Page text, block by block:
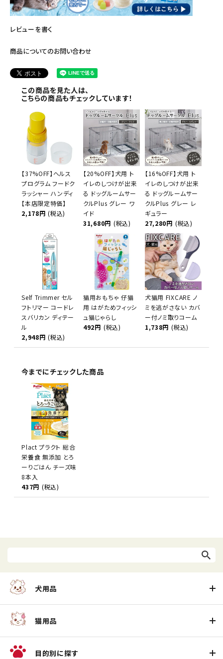
レビューを書く
商品についてのお問い合わせ
この商品を見た人は、
こちらの商品もチェックしています！
【37%OFF】ヘルス
プログラム フードク
ラッシャー ハンディ
【本店限定特価】
2,178円 (税込)
【20%OFF】犬用 ト
イレのしつけが出来
る ドッグルームサー
クルPlus グレー ワ
イド
31,680円 (税込)
【16%OFF】犬用 ト
イレのしつけが出来
る ドッグルームサー
クルPlus グレー レ
ギュラー
27,280円 (税込)
Self Trimmer セル
フトリマー コードレ
スバリカン ディテー
ル
2,948円 (税込)
猫用おもちゃ 仔猫
用 はがためフィッシ
ュ猫じゃらし
492円 (税込)
犬猫用 FIXCARE ノ
ミを逃がさない カバ
ー付ノミ取りコーム
1,738円 (税込)
今までにチェックした商品
Plact プラクト 総合
栄養食 無添加 とろ
ーりごはん チーズ味
8本入
437円 (税込)
犬用品
猫用品
目的別に探す